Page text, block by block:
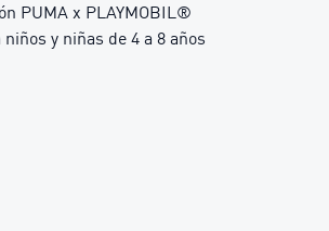
PUMA x PLAYMOBIL®
y niñas de 4 a 8 años